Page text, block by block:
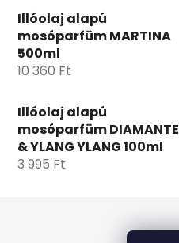
Illóolaj alapú
mosóparfüm MARTINA
500ml
10 360 Ft
Illóolaj alapú
mosóparfüm DIAMANTE
& YLANG YLANG 100ml
3 995 Ft